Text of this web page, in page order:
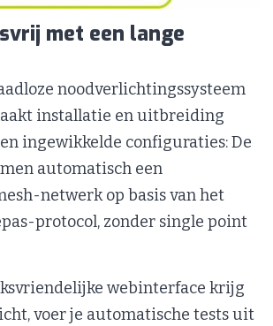
met een lange
noodverlichtingssysteem
installatie en uitbreiding
ingewikkelde configuraties: De
automatisch een
netwerk op basis van het
protocol, zonder single point
webinterface krijg
voer je automatische tests uit